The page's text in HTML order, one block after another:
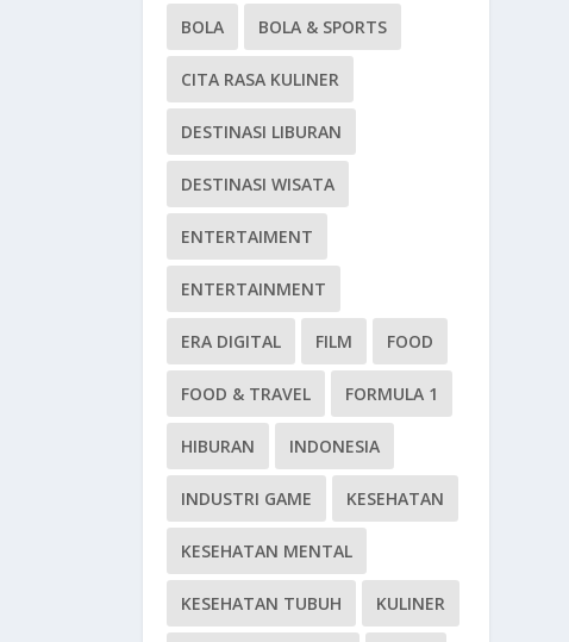
BOLA BOLA & SPORTS
CITA RASA KULINER
DESTINASI LIBURAN
DESTINASI WISATA
ENTERTAIMENT
ENTERTAINMENT
ERA DIGITAL FILM FOOD
FOOD & TRAVEL FORMULA 1
HIBURAN INDONESIA
INDUSTRI GAME KESEHATAN
KESEHATAN MENTAL
KESEHATAN TUBUH KULINER